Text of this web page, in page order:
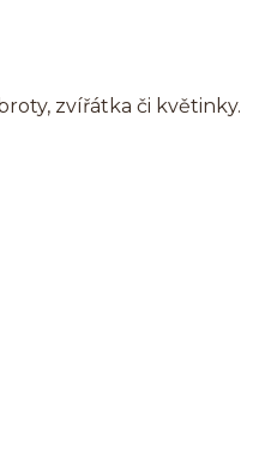
zvířátka či květinky.